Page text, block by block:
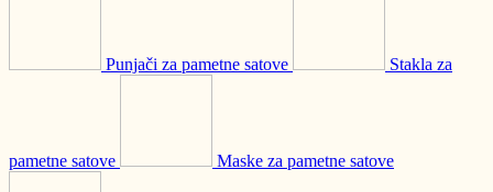
Punjači za pametne satove Stakla za
pametne satove Maske za pametne satove